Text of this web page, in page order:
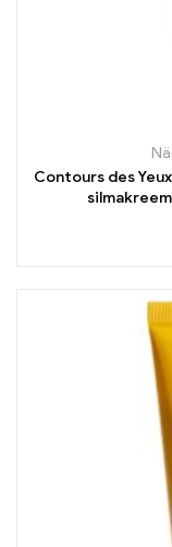
Contours des